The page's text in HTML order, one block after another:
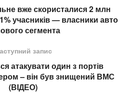
вже скористалися 2 млн
учасників — власники авто
сегмента
запис
атакувати один з портів
– він був знищений ВМС
(ВІДЕО)